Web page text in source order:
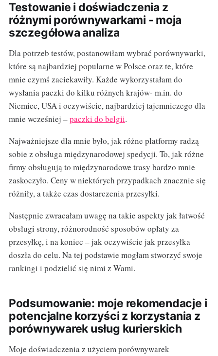
Testowanie i doświadczenia z
różnymi porównywarkami - moja
szczegółowa analiza
Dla potrzeb testów, postanowiłam wybrać porównywarki,
które są najbardziej popularne w Polsce oraz te, które
mnie czymś zaciekawiły. Każde wykorzystałam do
wysłania paczki do kilku różnych krajów- m.in. do
Niemiec, USA i oczywiście, najbardziej tajemniczego dla
mnie wcześniej –paczki do belgii.
Najważniejsze dla mnie było, jak różne platformy radzą
sobie z obsługa międzynarodowej spedycji. To, jak różne
firmy obsługują to międzynarodowe trasy bardzo mnie
zaskoczyło. Ceny w niektórych przypadkach znacznie się
różniły, a także czas dostarczenia przesyłki.
Następnie zwracałam uwagę na takie aspekty jak łatwość
obsługi strony, różnorodność sposobów opłaty za
przesyłkę, i na koniec – jak oczywiście jak przesyłka
doszła do celu. Na tej podstawie mogłam stworzyć swoje
rankingi i podzielić się nimi z Wami.
Podsumowanie: moje rekomendacje i
potencjalne korzyści z korzystania z
porównywarek usług kurierskich
Moje doświadczenia z użyciem porównywarek